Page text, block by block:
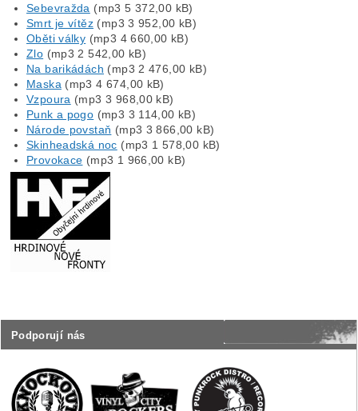
Podporují nás
Sebevražda (mp3 5 372,00 kB)
Smrt je vítěz (mp3 3 952,00 kB)
Oběti války (mp3 4 660,00 kB)
Zlo (mp3 2 542,00 kB)
Na barikádách (mp3 2 476,00 kB)
Maska (mp3 4 674,00 kB)
Vzpoura (mp3 3 968,00 kB)
Punk a pogo (mp3 3 114,00 kB)
Národe povstaň (mp3 3 866,00 kB)
Skinheadská noc (mp3 1 578,00 kB)
Provokace (mp3 1 966,00 kB)